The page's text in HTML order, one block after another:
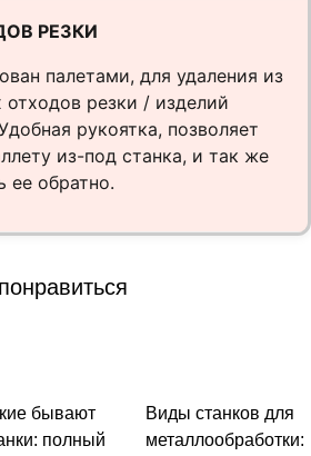
РЕЗКИ
палетами, для удаления из
отходов резки / изделий
рукоятка, позволяет
из-под станка, и так же
ее обратно.
бывают
полный
Виды станков для
металлообработки: